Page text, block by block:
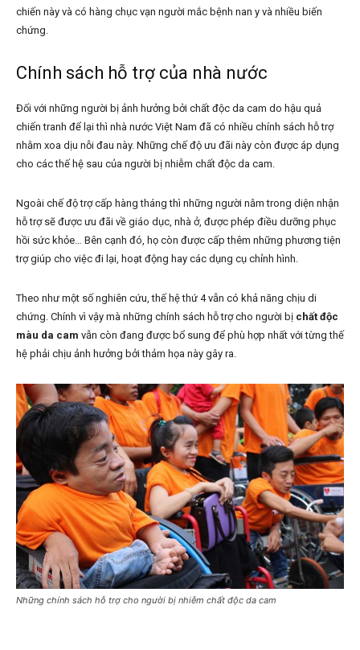
chiến này và có hàng chục vạn người mắc bệnh nan y và nhiều biến
chứng.
Chính sách hỗ trợ của nhà nước
Đối với những người bị ảnh hưởng bởi chất độc da cam do hậu quả
chiến tranh để lại thì nhà nước Việt Nam đã có nhiều chính sách hỗ trợ
nhằm xoa dịu nỗi đau này. Những chế độ ưu đãi này còn được áp dụng
cho các thế hệ sau của người bị nhiễm chất độc da cam.
Ngoài chế độ trợ cấp hàng tháng thì những người nằm trong diện nhận
hỗ trợ sẽ được ưu đãi về giáo dục, nhà ở, được phép điều dưỡng phục
hồi sức khỏe… Bên cạnh đó, họ còn được cấp thêm những phương tiện
trợ giúp cho việc đi lại, hoạt động hay các dụng cụ chỉnh hình.
Theo như một số nghiên cứu, thế hệ thứ 4 vẫn có khả năng chịu di
chứng. Chính vì vậy mà những chính sách hỗ trợ cho người bị chất độc
màu da cam vẫn còn đang được bổ sung để phù hợp nhất với từng thế
hệ phải chịu ảnh hưởng bởi thảm họa này gây ra.
Những chính sách hỗ trợ cho người bị nhiễm chất độc da cam